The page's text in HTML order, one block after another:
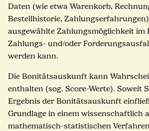
Daten (wie etwa Warenkorb,
Bestellhistorie,
ausgewählte Zahlungsmöglichkeit im
Zahlungs- und/oder
werden kann.
Die Bonitätsauskunft kann
enthalten (sog. Score-Werte). Soweit
Ergebnis der Bonitätsauskunft
Grundlage in einem wissenschaftlich
mathematisch-statistischen